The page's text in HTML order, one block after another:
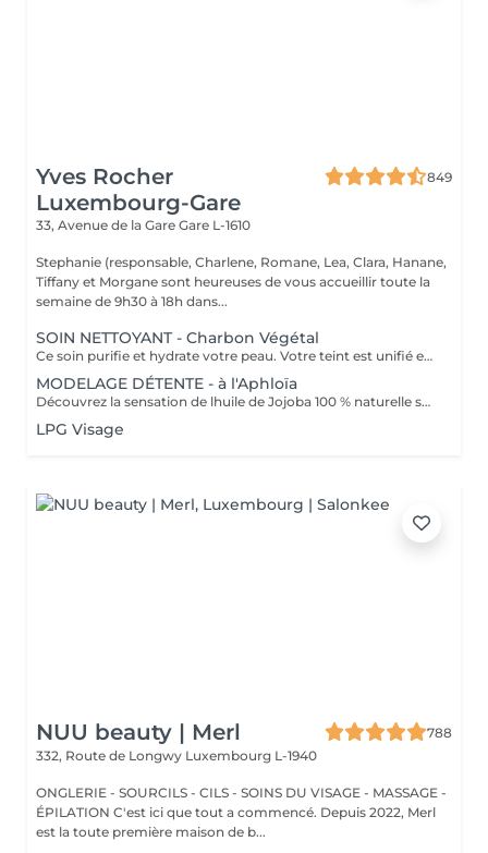
Yves Rocher
Luxembourg-Gare
849
33, Avenue de la Gare Gare L-1610
Stephanie (responsable, Charlene, Romane, Lea, Clara, Hanane,
Tiffany et Morgane sont heureuses de vous accueillir toute la
semaine de 9h30 à 18h dans...
SOIN NETTOYANT - Charbon Végétal
Ce soin purifie et hydrate votre peau. Votre teint est unifié et lumineux, grâce à l' alliance du Charbon Végétal et de l'édulis
MODELAGE DÉTENTE - à l'Aphloïa
Découvrez la sensation de lhuile de Jojoba 100 % naturelle sur votre peau. Nourrie, votre peau retrouve tout son confort. Libéré de ses tensions grâce aux mains habiles de notre esthéticienne, votre visage est détendu. Bénéfices : Nourrie, votre peau retrouve tout son confort.
LPG Visage
NUU beauty | Merl
788
332, Route de Longwy Luxembourg L-1940
ONGLERIE - SOURCILS - CILS - SOINS DU VISAGE - MASSAGE -
ÉPILATION C'est ici que tout a commencé. Depuis 2022, Merl
est la toute première maison de b...